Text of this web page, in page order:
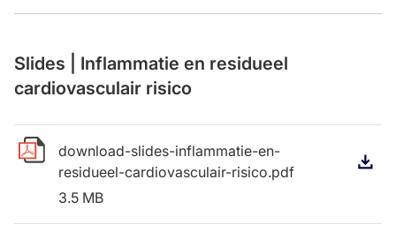
Slides | Inflammatie en residueel
cardiovasculair risico
download-slides-inflammatie-en-
residueel-cardiovasculair-risico.pdf
3.5 MB